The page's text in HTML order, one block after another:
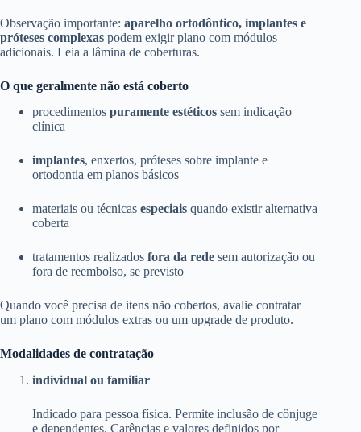
Observação importante: aparelho ortodôntico, implantes e
próteses complexas podem exigir plano com módulos
adicionais. Leia a lâmina de coberturas.
O que geralmente não está coberto
procedimentos puramente estéticos sem indicação
clínica
implantes, enxertos, próteses sobre implante e
ortodontia em planos básicos
materiais ou técnicas especiais quando existir alternativa
coberta
tratamentos realizados fora da rede sem autorização ou
fora de reembolso, se previsto
Quando você precisa de itens não cobertos, avalie contratar
um plano com módulos extras ou um upgrade de produto.
Modalidades de contratação
individual ou familiar
Indicado para pessoa física. Permite inclusão de cônjuge
e dependentes. Carências e valores definidos por